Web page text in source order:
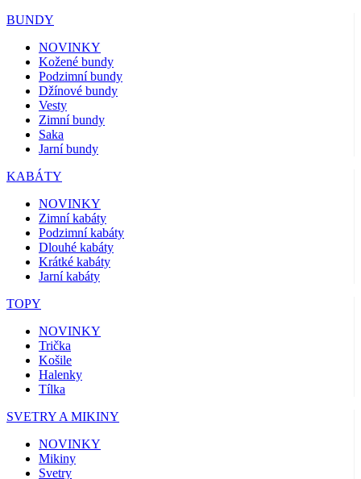
BUNDY
NOVINKY
Kožené bundy
Podzimní bundy
Džínové bundy
Vesty
Zimní bundy
Saka
Jarní bundy
KABÁTY
NOVINKY
Zimní kabáty
Podzimní kabáty
Dlouhé kabáty
Krátké kabáty
Jarní kabáty
TOPY
NOVINKY
Trička
Košile
Halenky
Tílka
SVETRY A MIKINY
NOVINKY
Mikiny
Svetry